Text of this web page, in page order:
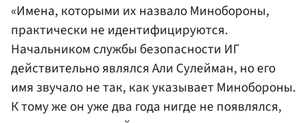
«Имена, которыми их назвало Минобороны,
практически не идентифицируются.
Начальником службы безопасности ИГ
действительно являлся Али Сулейман, но его
имя звучало не так, как указывает Минобороны.
К тому же он уже два года нигде не появлялся,